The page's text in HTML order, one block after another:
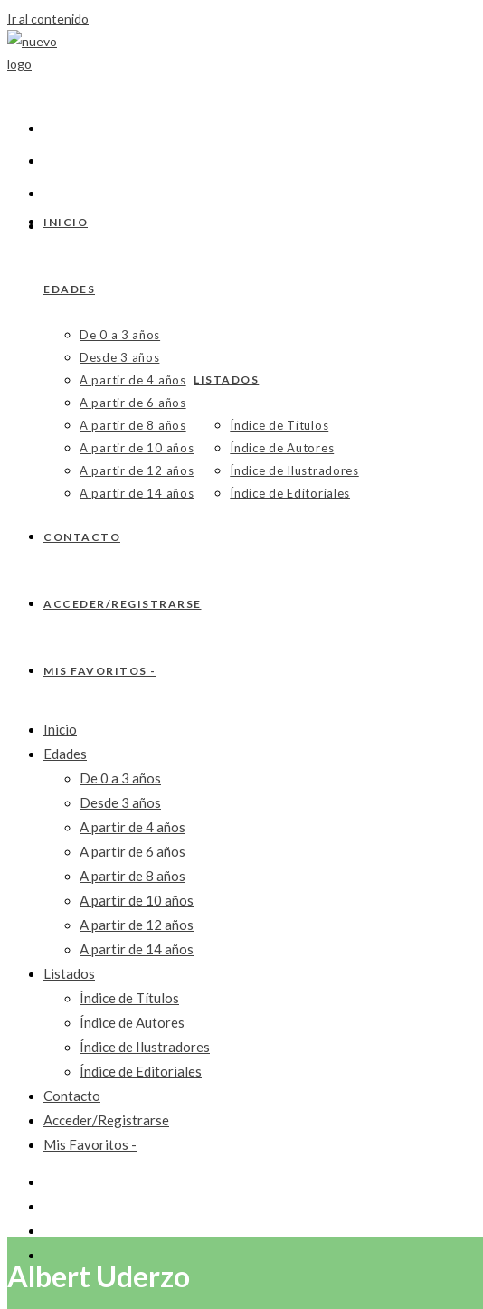
Ir al contenido
INICIO
EDADES
De 0 a 3 años
Desde 3 años
A partir de 4 años
A partir de 6 años
A partir de 8 años
A partir de 10 años
A partir de 12 años
A partir de 14 años
LISTADOS
Índice de Títulos
Índice de Autores
Índice de Ilustradores
Índice de Editoriales
CONTACTO
ACCEDER/REGISTRARSE
MIS FAVORITOS -
Inicio
Edades
De 0 a 3 años
Desde 3 años
A partir de 4 años
A partir de 6 años
A partir de 8 años
A partir de 10 años
A partir de 12 años
A partir de 14 años
Listados
Índice de Títulos
Índice de Autores
Índice de Ilustradores
Índice de Editoriales
Contacto
Acceder/Registrarse
Mis Favoritos -
Albert Uderzo